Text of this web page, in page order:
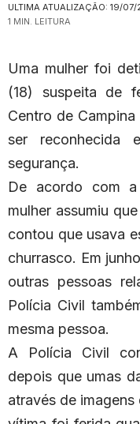
ULTIMA ATUALIZAÇÃO: 19/
1 MIN. LEITURA
Uma mulher foi
(18) suspeita de
Centro de
ser reconhecida
segurança.
De acordo com
mulher assumiu
contou que usava
churrasco. Em
outras pessoas
Polícia Civil
mesma pessoa.
A Polícia Civil
depois que umas
através de imagens